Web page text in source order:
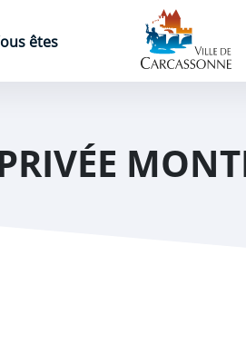
êtes
Page d'accueil